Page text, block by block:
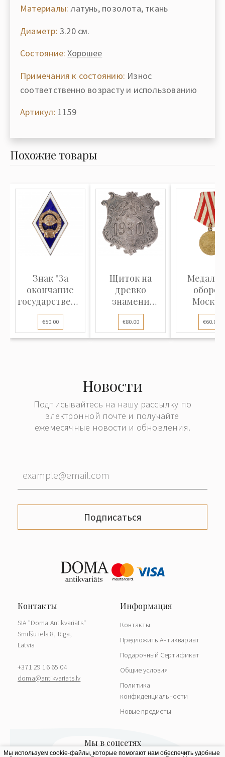
Материалы: латунь, позолота, ткань
Диаметр: 3.20 см.
Состояние: Хорошее
Примечания к состоянию: Износ
соответственно возрасту и использованию
Артикул: 1159
Похожие товары
Знак "За
окончание
государственного
университ...
€50.00
Щиток на
древко
знамени
"Эмблема
добровольной...
€80.00
Медаль
€60.00
Новости
Подписывайтесь на нашу рассылку по
электронной почте и получайте
ежемесячные новости и обновления.
Подписаться
SIA "Doma Antikvariāts"
Smilšu iela 8, Rīga,
Latvia
+371 29 16 65 04
doma@antikvariats.lv
Контакты
Предложить Антиквариат
Подарочный Сертификат
Общие условия
Политика
конфиденциальности
Новые предметы
Мы используем cookie-файлы, которые помогают нам обеспечить удобные